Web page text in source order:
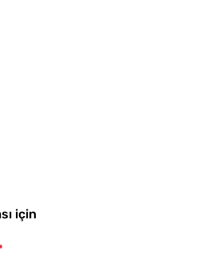
Malzemelere Geç
için